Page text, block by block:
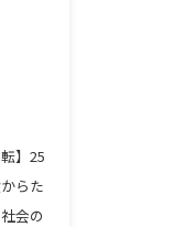
】25
らた
会の